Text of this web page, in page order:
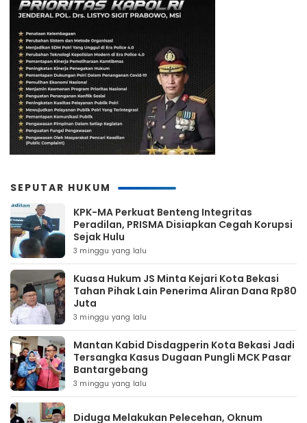
SEPUTAR HUKUM
KPK-MA Perkuat Benteng Integritas
Peradilan, PRISMA Disiapkan Cegah Korupsi
Sejak Hulu
3 minggu yang lalu
Kuasa Hukum JS Minta Kejari Kota Bekasi
Tahan Pihak Lain Penerima Aliran Dana Rp80
Juta
3 minggu yang lalu
Mantan Kabid Disdagperin Kota Bekasi Jadi
Tersangka Kasus Dugaan Pungli MCK Pasar
Bantargebang
3 minggu yang lalu
Diduga Melakukan Pelecehan, Oknum